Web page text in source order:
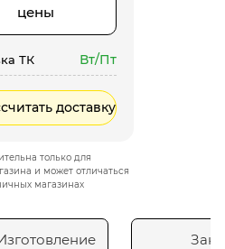
цены
ТК Вт/Пт
доставку
только для
и может отличаться
магазинах